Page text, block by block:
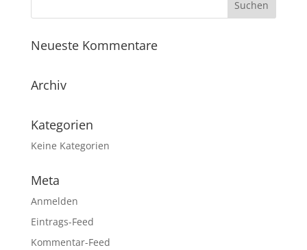
Neueste Kommentare
Archiv
Kategorien
Keine Kategorien
Meta
Anmelden
Eintrags-Feed
Kommentar-Feed